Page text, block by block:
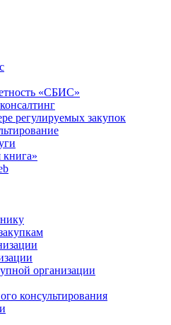
«СБИС»
регулируемых закупок
организации
консультирования